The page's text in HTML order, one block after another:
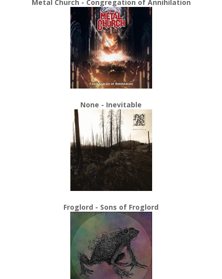
Metal Church - Congregation of Annihilation
None - Inevitable
Froglord - Sons of Froglord